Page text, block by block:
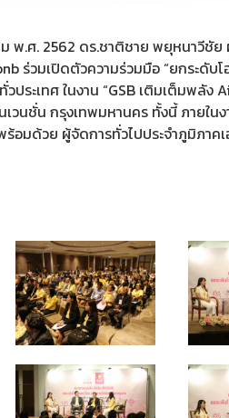
พ.ศ. 2562 ดร.ชาติชาย พยุหนาวีชัย
ร่วมเปิดตัวความร่วมมือ “ยกระดั
วประเทศ ในงาน “GSB เติมเต็มพ
วนชั่น กรุงเทพมหานคร ทั้งนี้ ภายใ
อมด้วย ผู้จัดการทั่วไปประจำภูมิภา